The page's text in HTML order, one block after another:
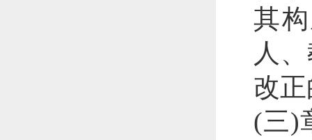
其
人
改
(三)